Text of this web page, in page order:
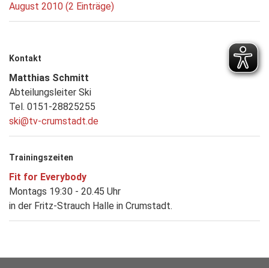
August 2010 (2 Einträge)
Kontakt
Matthias Schmitt
Abteilungsleiter Ski
Tel. 0151-28825255
ski@tv-crumstadt.de
Trainingszeiten
Fit for Everybody
Montags 19:30 - 20.45 Uhr
in der Fritz-Strauch Halle in Crumstadt.